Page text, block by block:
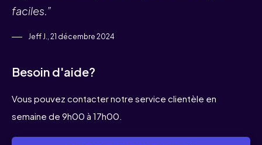
faciles.”
Jeff J., 21 décembre 2024
Besoin d'aide?
Vous pouvez contacter notre service clientèle en
semaine de 9h00 à 17h00.